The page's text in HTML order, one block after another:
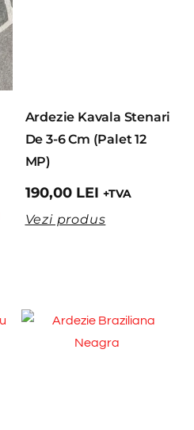
Ardezie Kavala Stenari
De 3-6 Cm (Palet 12
MP)
190,00 LEI +TVA
Vezi produs